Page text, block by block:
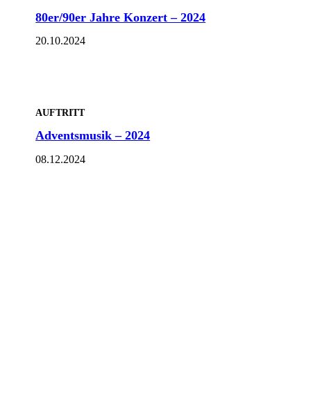
80er/90er Jahre Konzert – 2024
20.10.2024
AUFTRITT
Adventsmusik – 2024
08.12.2024